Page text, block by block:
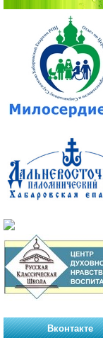
Вконтакте